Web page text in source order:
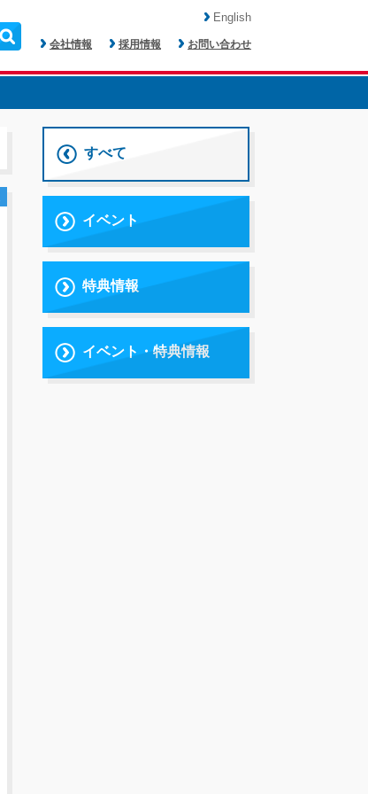
会社情報 採用情報 お問い合わせ
English
すべて
イベント
特典情報
イベント・特典情報